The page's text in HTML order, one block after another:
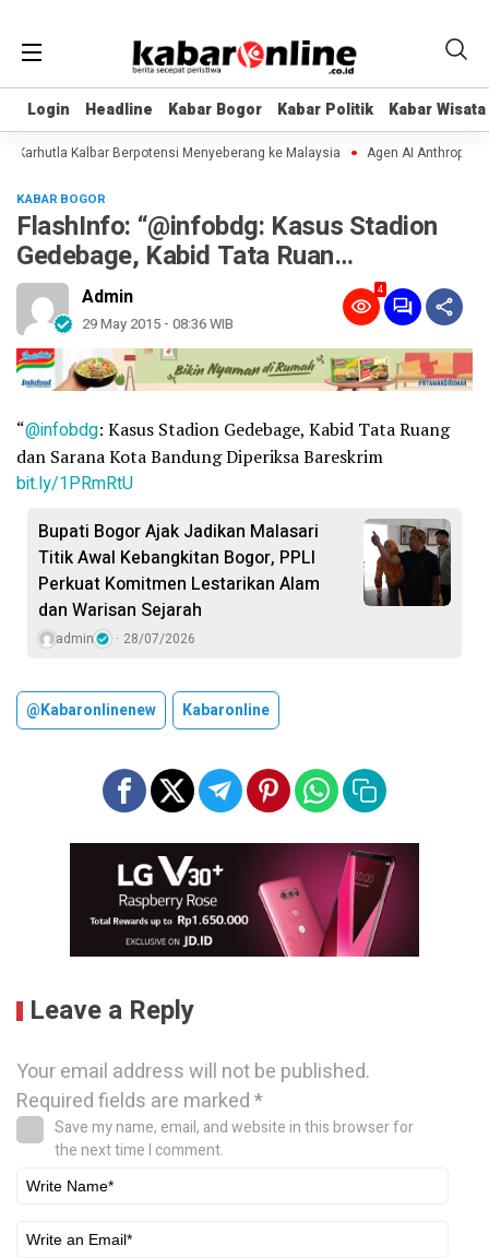
Login Headline Kabar Bogor Kabar Politik Kabar Wisata
Login Headline Kabar Bogor Kabar Politik Kabar Wisata
Karhutla Kalbar Berpotensi Menyeberang ke Malaysia Agen AI Anthropic
KABAR BOGOR
FlashInfo: “@infobdg: Kasus Stadion
Gedebage, Kabid Tata Ruan…
Admin
29 May 2015 - 08:36 WIB
4
“@infobdg: Kasus Stadion Gedebage, Kabid Tata Ruang
dan Sarana Kota Bandung Diperiksa Bareskrim
bit.ly/1PRmRtU
Bupati Bogor Ajak Jadikan Malasari
Titik Awal Kebangkitan Bogor, PPLI
Perkuat Komitmen Lestarikan Alam
dan Warisan Sejarah
admin 28/07/2026
@kabaronlinenew Kabaronline
Leave a Reply
Your email address will not be published.
Required fields are marked*
Save my name, email, and website in this browser for
the next time I comment.